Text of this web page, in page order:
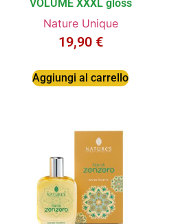
VOLUME XXXL gloss
Nature Unique
19,90 €
Aggiungi al carrello